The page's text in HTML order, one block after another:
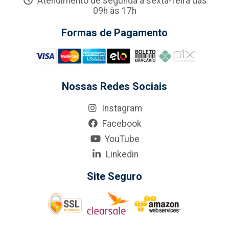
09h às 17h
Formas de Pagamento
Nossas Redes Sociais
Instagram
Facebook
YouTube
Linkedin
Site Seguro